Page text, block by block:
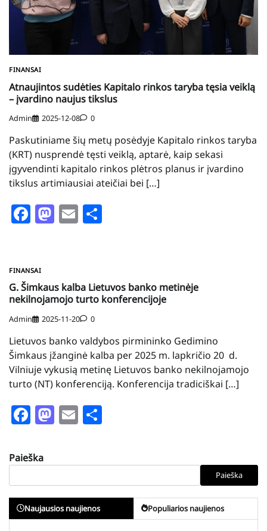
FINANSAI
Atnaujintos sudėties Kapitalo rinkos taryba tęsia veiklą
– įvardino naujus tikslus
Admin 2025-12-08 0
Paskutiniame šių metų posėdyje Kapitalo rinkos taryba
(KRT) nusprendė tęsti veiklą, aptarė, kaip sekasi
įgyvendinti kapitalo rinkos plėtros planus ir įvardino
tikslus artimiausiai ateičiai bei […]
Facebook
Mastodon
Email
FINANSAI
G. Šimkaus kalba Lietuvos banko metinėje
nekilnojamojo turto konferencijoje
Admin 2025-11-20 0
Lietuvos banko valdybos pirmininko Gedimino
Šimkaus įžanginė kalba per 2025 m. lapkričio 20 d.
Vilniuje vykusią metinę Lietuvos banko nekilnojamojo
turto (NT) konferenciją. Konferencija tradiciškai […]
Facebook
Mastodon
Email
Paieška
Paieška
Naujausios naujienos Populiarios naujienos